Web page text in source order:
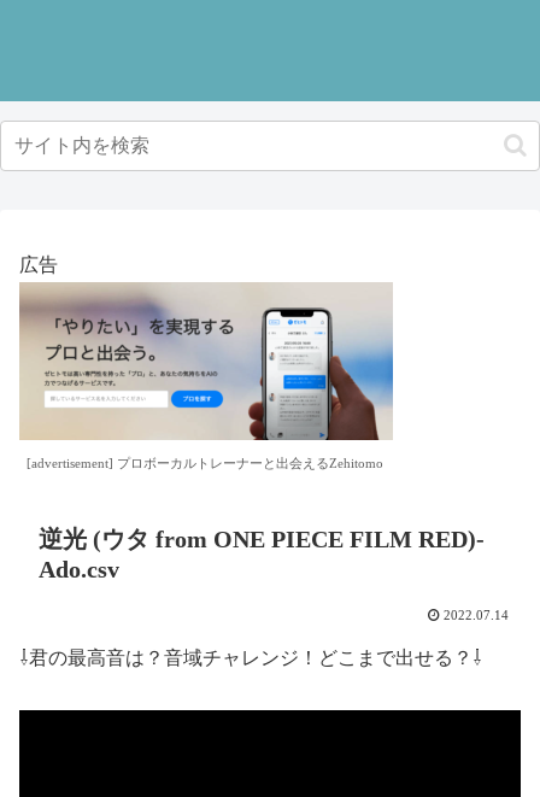
広告
[advertisement] プロボーカルトレーナーと出会えるZehitomo
逆光 (ウタ from ONE PIECE FILM RED)-
Ado.csv
2022.07.14
⇩君の最高音は？音域チャレンジ！どこまで出せる？⇩